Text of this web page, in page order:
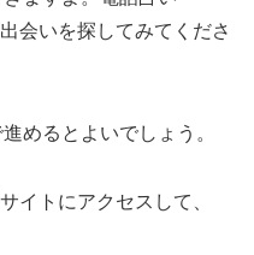
会いを探してみてくださ
めるとよいでしょう。
イトにアクセスして、